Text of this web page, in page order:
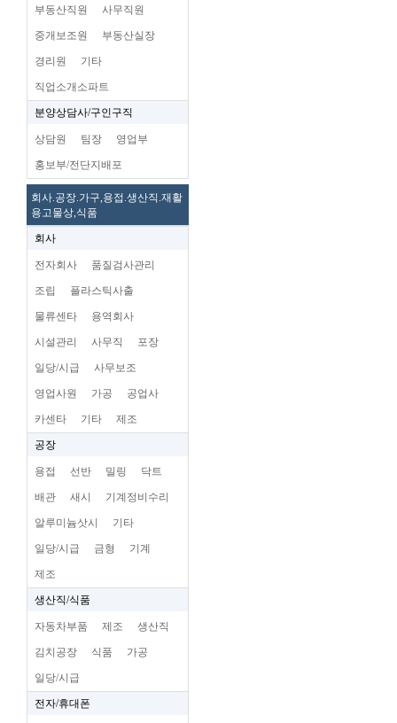
부동산직원 사무직원
중개보조원 부동산실장
경리원 기타
직업소개소파트
분양상담사/구인구직
상담원 팀장 영업부
홍보부/전단지배포
회사.공장.가구,용접.생산직.재활
용고물상,식품
회사
전자회사 품질검사관리
조립 플라스틱사출
물류센타 용역회사
시설관리 사무직 포장
일당/시급 사무보조
영업사원 가공 공업사
카센타 기타 제조
공장
용접 선반 밀링 닥트
배관 새시 기계정비수리
알루미늄삿시 기타
일당/시급 금형 기계
제조
생산직/식품
자동차부품 제조 생산직
김치공장 식품 가공
일당/시급
전자/휴대폰